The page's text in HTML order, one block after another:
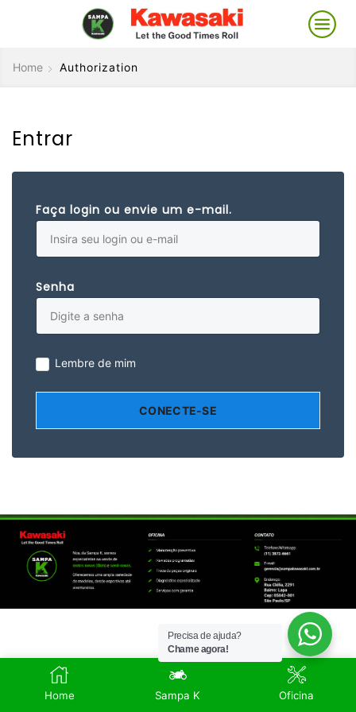
Home Authorization
Entrar
Faça login ou envie um e-mail.
Senha
Lembre de mim
POLÍTICA DE
PRIVACIDADE
Home Sampa K Oficina
Precisa de ajuda?
Chame agora!